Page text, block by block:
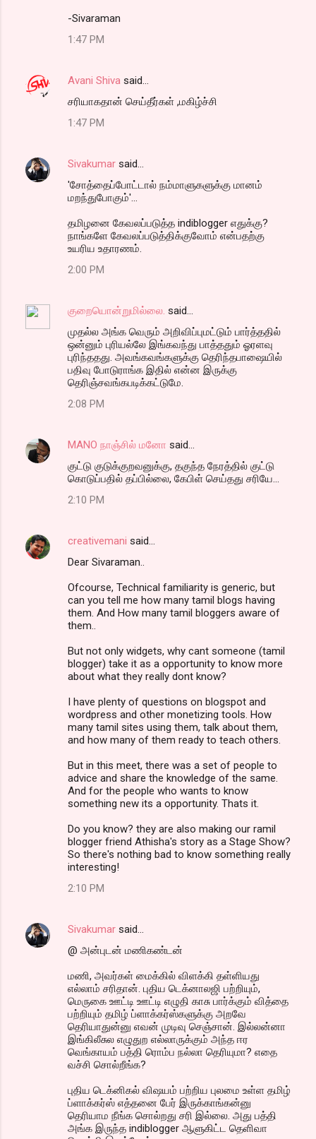
-Sivaraman
1:47 PM
Avani Shiva said…
சரியாகதான் செய்தீர்கள் ,மகிழ்ச்சி
1:47 PM
Sivakumar said…
'சோத்தைப்போட்டால் நம்மாளுகளுக்கு மானம்
மறந்துபோகும்'...
தமிழனை கேவலப்படுத்த indiblogger எதுக்கு?
நாங்களே கேவலப்படுத்திக்குவோம் என்பதற்கு
உயரிய உதாரணம்.
2:00 PM
குறையொன்றுமில்லை. said…
முதல்ல அங்க வெரும் அறிவிப்புமட்டும் பார்த்ததில்
ஒன்னும் புரியல்லே இங்கவந்து பாத்ததும் ஓரளவு
புரிந்ததது. அவங்கவங்களுக்கு தெரிந்தபாஷையில்
பதிவு போடுராங்க இதில் என்ன இருக்கு
தெரிஞ்சவங்கபடிக்கட்டுமே.
2:08 PM
MANO நாஞ்சில் மனோ said…
குட்டு குடுக்குறவனுக்கு, தகுந்த நேரத்தில் குட்டு
கொடுப்பதில் தப்பில்லை, கேபிள் செய்தது சரியே...
2:10 PM
creativemani said…
Dear Sivaraman..
Ofcourse, Technical familiarity is generic, but
can you tell me how many tamil blogs having
them. And How many tamil bloggers aware of
them..
But not only widgets, why cant someone (tamil
blogger) take it as a opportunity to know more
about what they really dont know?
I have plenty of questions on blogspot and
wordpress and other monetizing tools. How
many tamil sites using them, talk about them,
and how many of them ready to teach others.
But in this meet, there was a set of people to
advice and share the knowledge of the same.
And for the people who wants to know
something new its a opportunity. Thats it.
Do you know? they are also making our ramil
blogger friend Athisha's story as a Stage Show?
So there's nothing bad to know something really
interesting!
2:10 PM
Sivakumar said…
@ அன்புடன் மணிகண்டன்
மணி, அவர்கள் மைக்கில் விளக்கி தள்ளியது
எல்லாம் சரிதான். புதிய டெக்னாலஜி பற்றியும்,
மெருகை ஊட்டி ஊட்டி எழுதி காசு பார்க்கும் வித்தை
பற்றியும் தமிழ் ப்ளாக்கர்ஸ்களுக்கு அறவே
தெரியாதுன்னு எவன் முடிவு செஞ்சான். இல்லன்னா
இங்கிலீசுல எழுதுற எல்லாருக்கும் அந்த ஈர
வெங்காயம் பத்தி ரொம்ப நல்லா தெரியுமா? எதை
வச்சி சொல்றீங்க?
புதிய டெக்னிகல் விஷயம் பற்றிய புலமை உள்ள தமிழ்
ப்ளாக்கர்ஸ் எத்தனை பேர் இருக்காங்கன்னு
தெரியாம நீங்க சொல்றது சரி இல்லை. அது பத்தி
அங்க இருந்த indiblogger ஆளுகிட்ட தெளிவா